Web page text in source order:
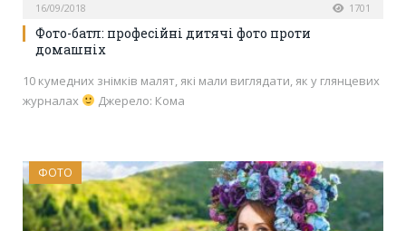
16/09/2018 1701
Фото-батл: професійні дитячі фото проти
домашніх
10 кумедних знімків малят, які мали виглядати, як у глянцевих
журналах
Джерело: Кома
ФОТО